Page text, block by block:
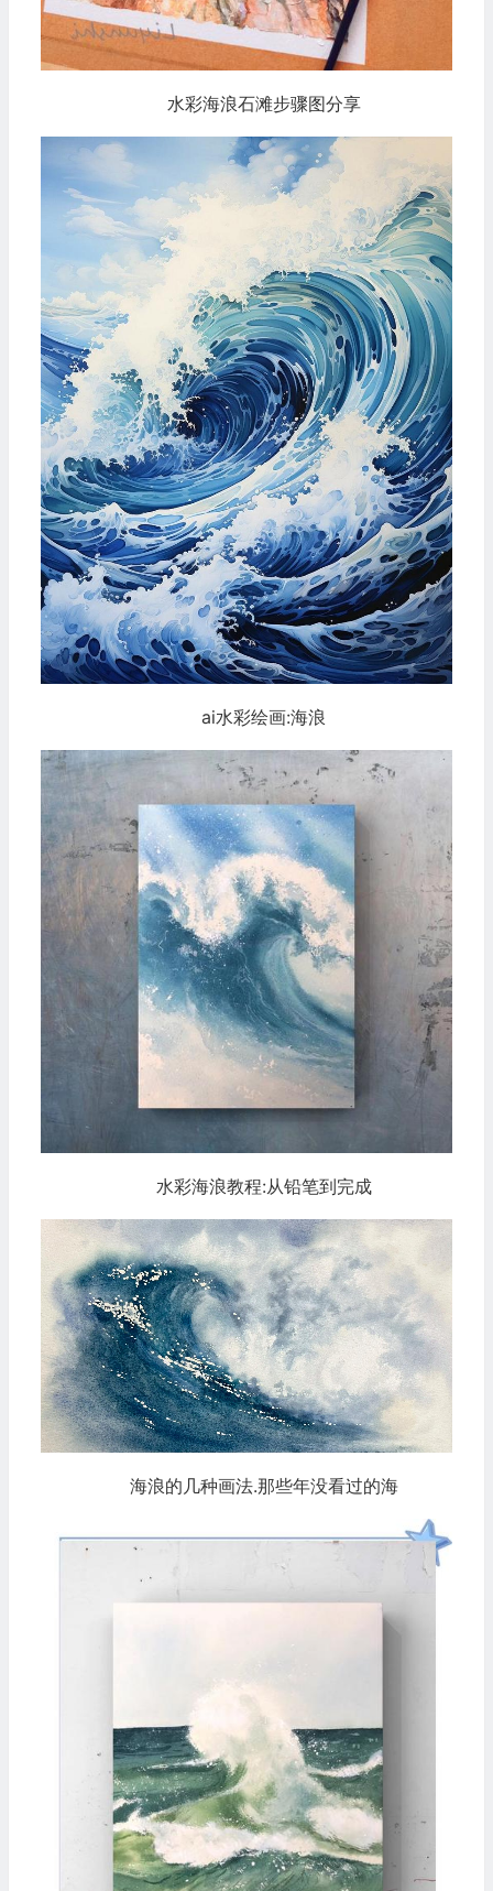
水彩海浪石滩步骤图分享
ai水彩绘画:海浪
水彩海浪教程:从铅笔到完成
海浪的几种画法.那些年没看过的海